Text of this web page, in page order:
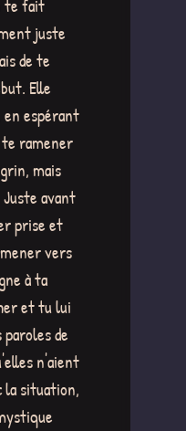
te fait
juste
de te
Elle
espérant
ramener
mais
avant
prise et
vers
à ta
et tu lui
de
n'aient
la situation,